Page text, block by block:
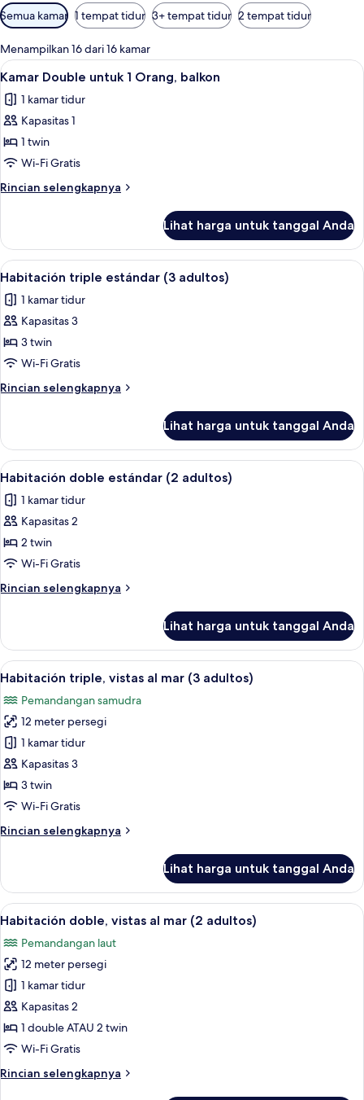
Filter
tersedia
untuk
kamar
Semua kamar 1 tempat tidur 3+ tempat tidur 2 tempat tidur
Menampilkan 16 dari 16 kamar
Lihat
semua
foto
untuk
Kamar
Double
untuk
1
balkon
Brankas, meja kerja, Wi-Fi gratis, dan
6
Kamar Double untuk 1 Orang, balkon
1 kamar tidur
Kapasitas 1
1 twin
Wi-Fi Gratis
Rincian selengkapnya
Rincian
Kamar
Double
untuk
Orang,
balkon
Lihat harga untuk tanggal Anda
Lihat
semua
foto
untuk
Habitación
triple
estándar
(3
Brankas, meja kerja, Wi-Fi gratis, dan
5
Habitación triple estándar (3 adultos)
1 kamar tidur
Kapasitas 3
3 twin
Wi-Fi Gratis
Rincian selengkapnya
Rincian
Habitación
triple
estándar
adultos)
Lihat harga untuk tanggal Anda
Lihat
semua
foto
untuk
Habitación
doble
estándar
(2
Brankas, meja kerja, Wi-Fi gratis, dan
6
Habitación doble estándar (2 adultos)
1 kamar tidur
Kapasitas 2
2 twin
Wi-Fi Gratis
Rincian selengkapnya
Rincian
Habitación
doble
estándar
adultos)
Lihat harga untuk tanggal Anda
Lihat
semua
foto
untuk
Habitación
triple,
vistas
al
(3
Brankas, meja kerja, Wi-Fi gratis, dan
8
Habitación triple, vistas al mar (3 adultos)
Pemandangan samudra
12 meter persegi
1 kamar tidur
Kapasitas 3
3 twin
Wi-Fi Gratis
Rincian selengkapnya
Rincian
Habitación
triple,
vistas
mar
(3
adultos)
Lihat harga untuk tanggal Anda
Lihat
semua
foto
untuk
Habitación
doble,
vistas
al
(2
Habitación doble, vistas al mar (2
8
Habitación doble, vistas al mar (2 adultos)
Pemandangan laut
12 meter persegi
1 kamar tidur
Kapasitas 2
1 double ATAU 2 twin
Wi-Fi Gratis
Rincian selengkapnya
Rincian